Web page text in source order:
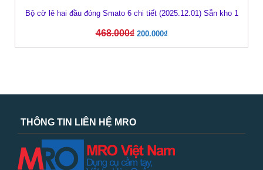
Bộ cờ lê hai đầu đóng Smato 6 chi tiết (2025.12.01) Sẵn kho 1
468.000₫ 200.000₫
THÔNG TIN LIÊN HỆ MRO